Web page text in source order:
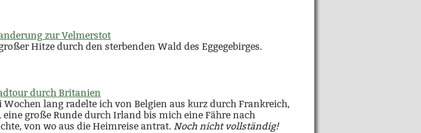
zur Velmerstot
Hitze durch den sterbenden Wald des Eggegebirges.
durch Britanien
Wochen lang radelte ich von Belgien aus kurz durch Frankreich,
große Runde durch Irland bis mich eine Fähre nach
von wo aus die Heimreise antrat. Noch nicht vollständig!